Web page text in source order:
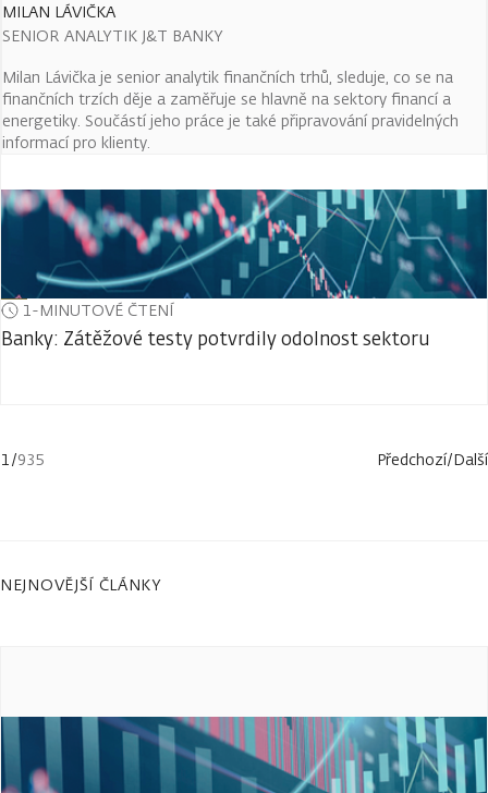
MILAN LÁVIČKA
SENIOR ANALYTIK J&T BANKY
Milan Lávička je senior analytik finančních trhů, sleduje, co se na
finančních trzích děje a zaměřuje se hlavně na sektory financí a
energetiky. Součástí jeho práce je také připravování pravidelných
informací pro klienty.
1-MINUTOVÉ ČTENÍ
Banky: Zátěžové testy potvrdily odolnost sektoru
1/935 Předchozí/Další
NEJNOVĚJŠÍ ČLÁNKY